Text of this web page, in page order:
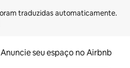
Anuncie seu espaço no Airbnb